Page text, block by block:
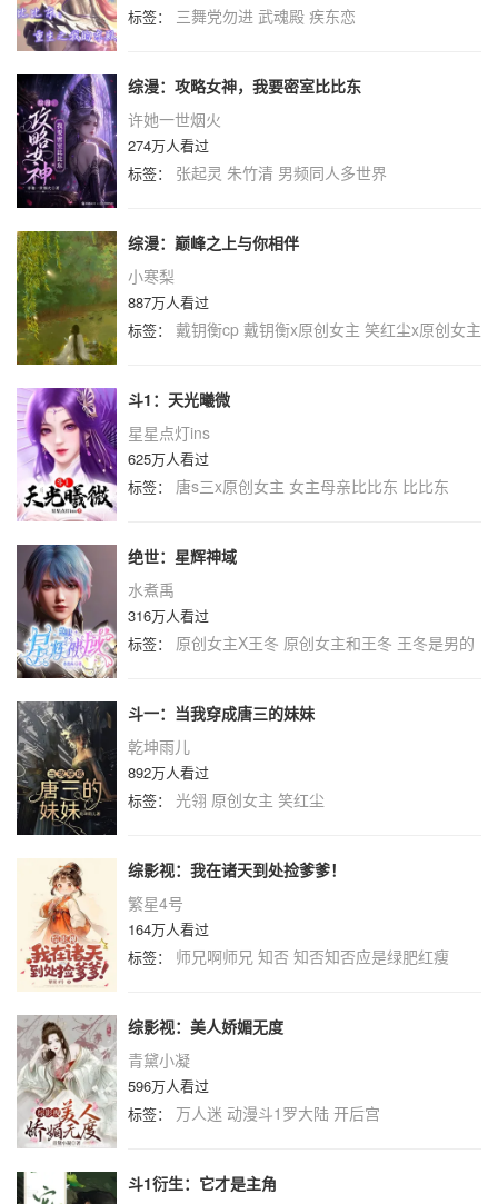
标签： 三舞党勿进 武魂殿 疾东恋
综漫：攻略女神，我要密室比比东
许她一世烟火
274万人看过
标签： 张起灵 朱竹清 男频同人多世界
综漫：巅峰之上与你相伴
小寒梨
887万人看过
标签： 戴钥衡cp 戴钥衡x原创女主 笑红尘x原创女主
斗1：天光曦微
星星点灯ins
625万人看过
标签： 唐s三x原创女主 女主母亲比比东 比比东
绝世：星辉神域
水煮禹
316万人看过
标签： 原创女主X王冬 原创女主和王冬 王冬是男的
斗一：当我穿成唐三的妹妹
乾坤雨儿
892万人看过
标签： 光翎 原创女主 笑红尘
综影视：我在诸天到处捡爹爹！
繁星4号
164万人看过
标签： 师兄啊师兄 知否 知否知否应是绿肥红瘦
综影视：美人娇媚无度
青黛小凝
596万人看过
标签： 万人迷 动漫斗1罗大陆 开后宫
斗1衍生：它才是主角